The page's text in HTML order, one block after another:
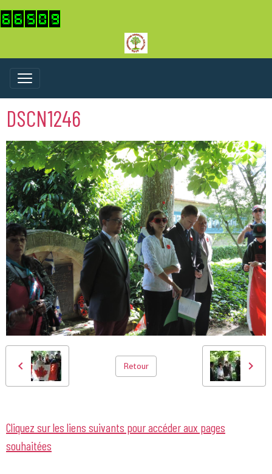
DSCN1246
Retour
Cliquez sur les liens suivants pour accéder aux pages
souhaitées